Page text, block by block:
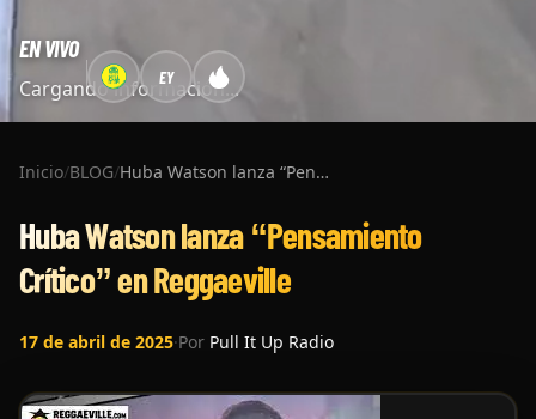
EN VIVO
Cargando información...
EY
Inicio/BLOG/ Huba Watson lanza “Pensamiento Crítico” en Reggaeville
Huba Watson lanza “Pensamiento
Crítico” en Reggaeville
17 de abril de 2025·Por Pull It Up Radio